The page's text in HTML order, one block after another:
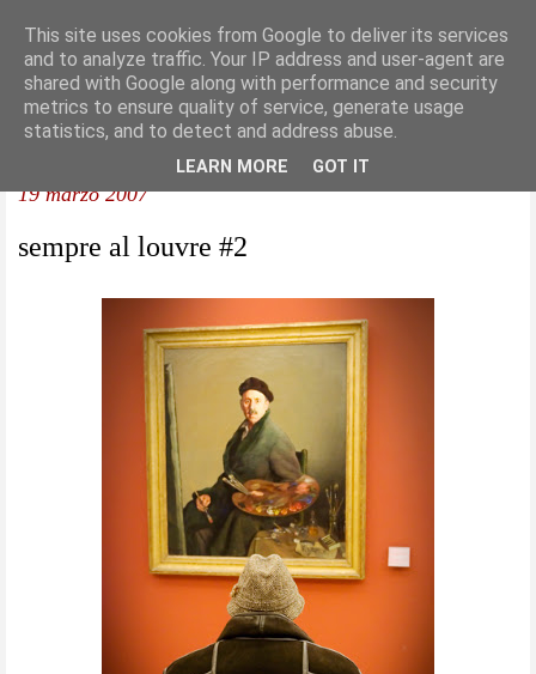
19 marzo 2007
sempre al louvre #2
This site uses cookies from Google to deliver its services
and to analyze traffic. Your IP address and user-agent are
shared with Google along with performance and security
metrics to ensure quality of service, generate usage
statistics, and to detect and address abuse.
LEARN MORE GOT IT